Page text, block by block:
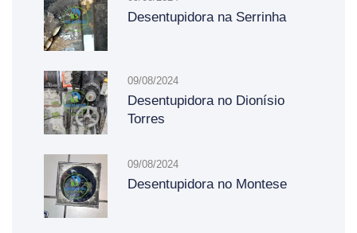
Desentupidora na Serrinha
09/08/2024
Desentupidora no Dionísio
Torres
09/08/2024
Desentupidora no Montese